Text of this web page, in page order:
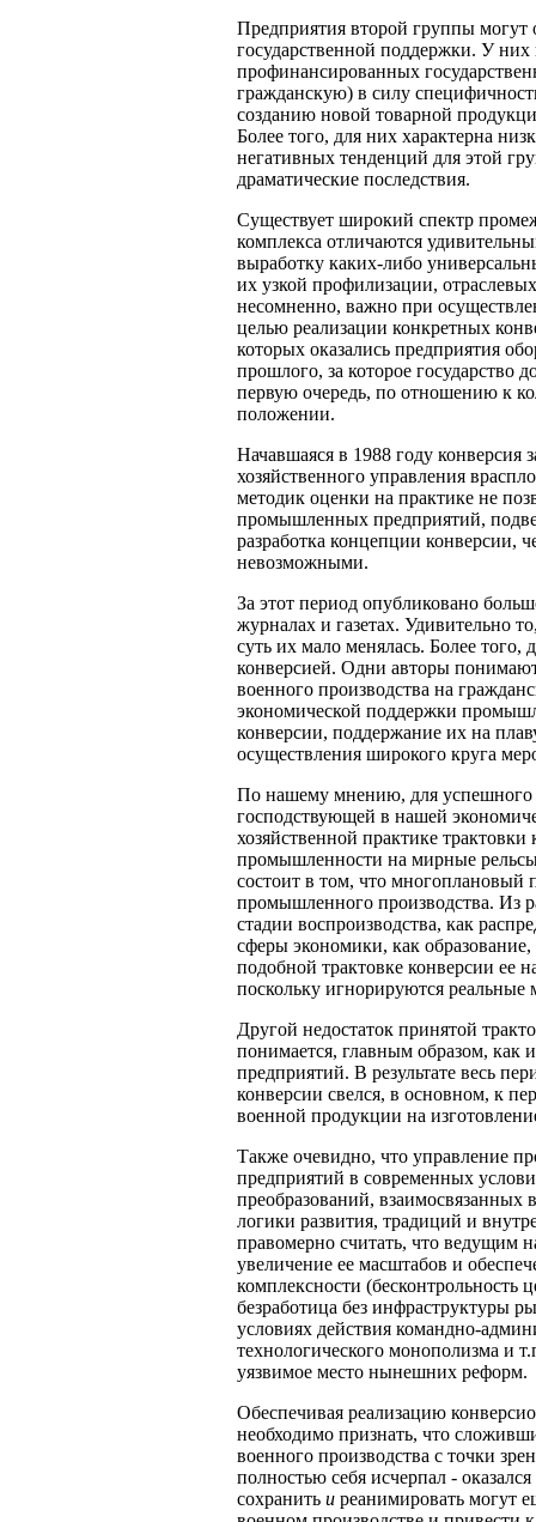
Предприятия второй группы могут
государственной поддержки. У
профинансированных
гражданскую) в силу
созданию новой товарной
Более того, для них характерна
негативных тенденций для этой
драматические последствия.
Существует широкий спектр
комплекса отличаются
выработку каких-либо
их узкой профилизации,
несомненно, важно при
целью реализации конкретных
которых оказались предприятия
прошлого, за которое государство
первую очередь, по отношению к
положении.
Начавшаяся в 1988 году конверсия
хозяйственного управления
методик оценки на практике не
промышленных предприятий,
разработка концепции конверсии,
невозможными.
За этот период опубликовано
журналах и газетах. Удивительно
суть их мало менялась. Более того,
конверсией. Одни авторы
военного производства на
экономической поддержки
конверсии, поддержание их на
осуществления широкого круга
По нашему мнению, для успешного
господствующей в нашей
хозяйственной практике
промышленности на мирные
состоит в том, что многоплановый
промышленного производства. Из
стадии воспроизводства, как
сферы экономики, как
подобной трактовке конверсии ее
поскольку игнорируются
Другой недостаток принятой
понимается, главным образом, как
предприятий. В результате весь
конверсии свелся, в основном, к
военной продукции на
Также очевидно, что управление
предприятий в современных
преобразований, взаимосвязанных
логики развития, традиций и
правомерно считать, что ведущим
увеличение ее масштабов и
комплексности (бесконтрольность
безработица без инфраструктуры
условиях действия командно-
технологического монополизма и
уязвимое место нынешних реформ.
Обеспечивая реализацию
необходимо признать, что
военного производства с точки
полностью себя исчерпал -
сохранить и реанимировать могут